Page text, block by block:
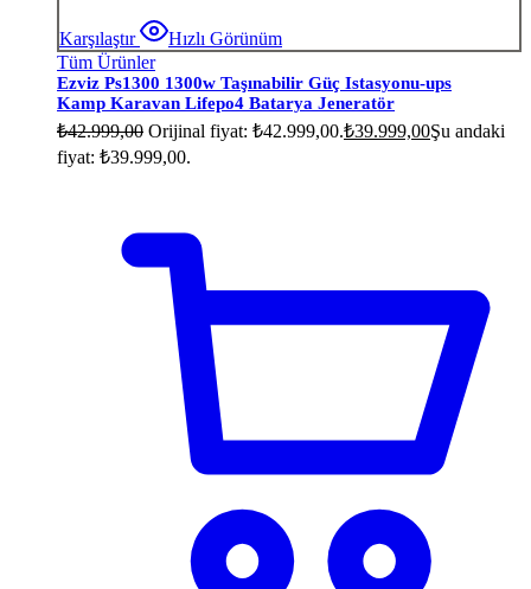
Karşılaştır
Hızlı Görünüm
Tüm Ürünler
Ezviz Ps1300 1300w Taşınabilir Güç Istasyonu-ups
Kamp Karavan Lifepo4 Batarya Jeneratör
₺42.999,00 Orijinal fiyat: ₺42.999,00.₺39.999,00Şu andaki
fiyat: ₺39.999,00.